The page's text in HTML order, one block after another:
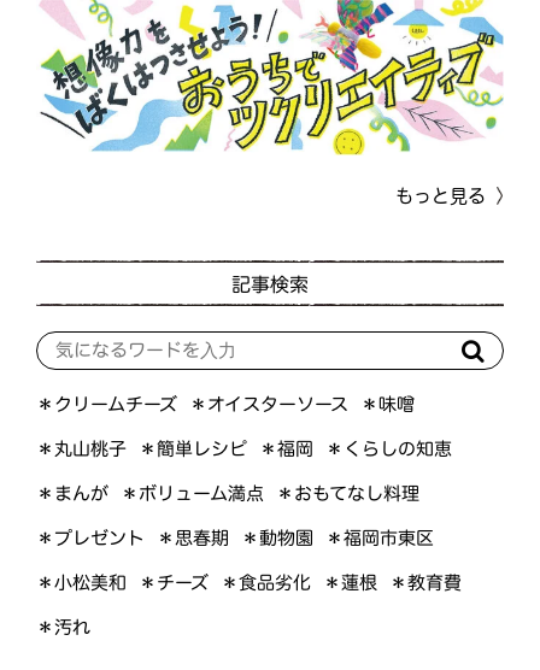
もっと見る
記事検索
＊クリームチーズ ＊オイスターソース ＊味噌
＊丸山桃子 ＊簡単レシピ ＊福岡 ＊くらしの知恵
＊まんが ＊ボリューム満点 ＊おもてなし料理
＊プレゼント ＊思春期 ＊動物園 ＊福岡市東区
＊小松美和 ＊チーズ ＊食品劣化 ＊蓮根 ＊教育費
＊汚れ